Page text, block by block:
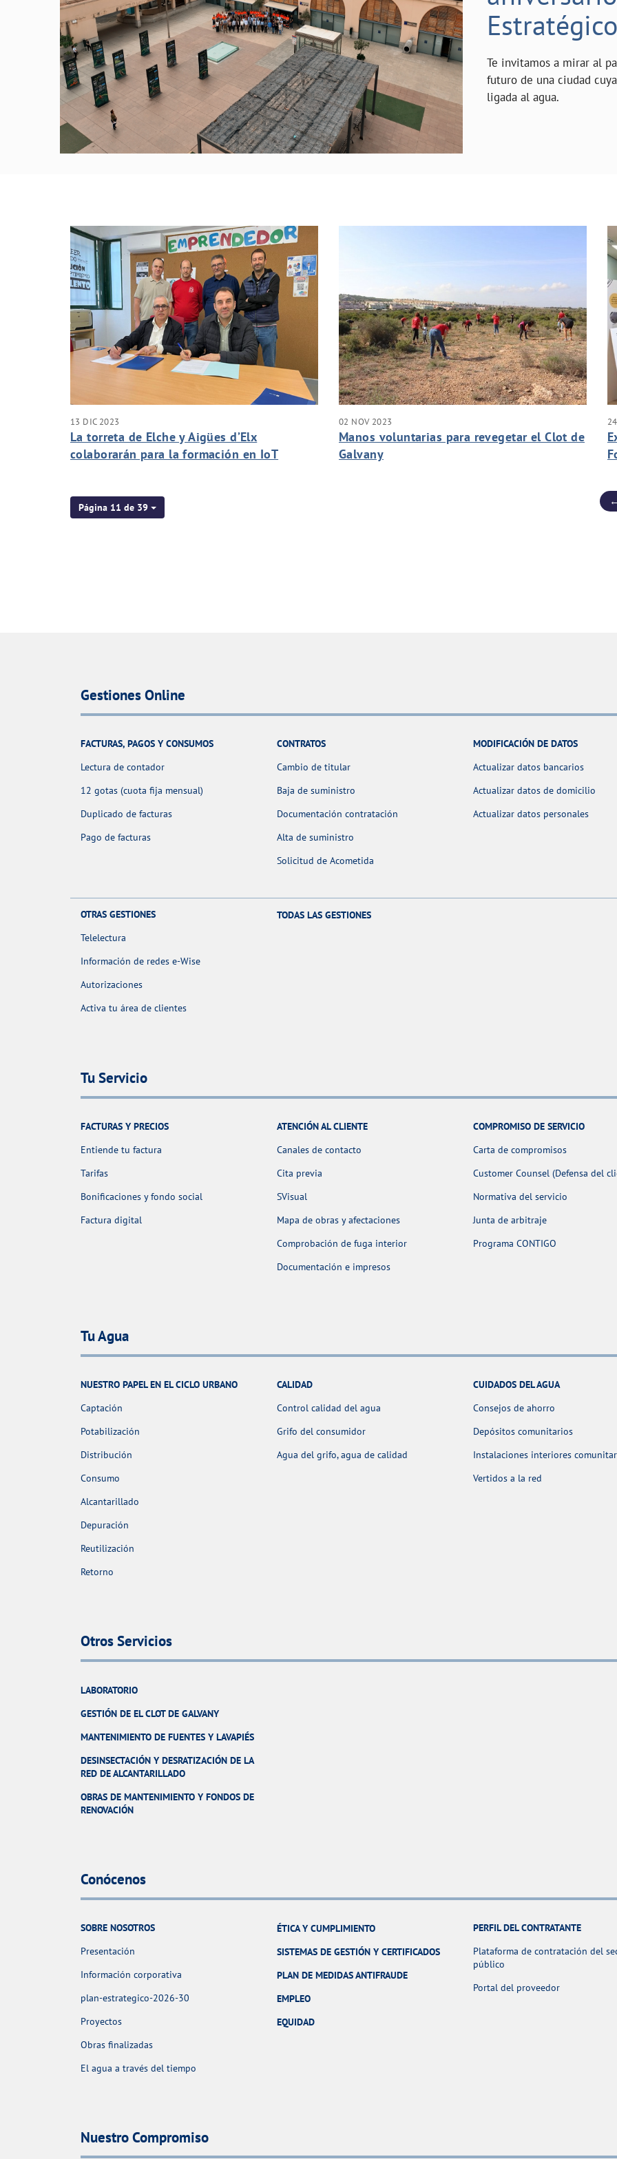
Te invitamos a mirar al
futuro de una ciudad
ligada al agua.
13 DIC 2023
La torreta de Elche y Aigües d’Elx
colaborarán para la formación en IoT
02 NOV 2023
Manos voluntarias para revegetar el Clot de
Galvany
Página 11 de 39
Gestiones Online
FACTURAS, PAGOS Y CONSUMOS
Lectura de contador
12 gotas (cuota fija mensual)
Duplicado de facturas
Pago de facturas
CONTRATOS
Cambio de titular
Baja de suministro
Documentación contratación
Alta de suministro
Solicitud de Acometida
MODIFICACIÓN DE DATOS
Actualizar datos bancarios
Actualizar datos de domicilio
Actualizar datos personales
OTRAS GESTIONES
Telelectura
Información de redes e-Wise
Autorizaciones
Activa tu área de clientes
TODAS LAS GESTIONES
Tu Servicio
FACTURAS Y PRECIOS
Entiende tu factura
Tarifas
Bonificaciones y fondo social
Factura digital
ATENCIÓN AL CLIENTE
Canales de contacto
Cita previa
SVisual
Mapa de obras y afectaciones
Comprobación de fuga interior
Documentación e impresos
COMPROMISO DE SERVICIO
Carta de compromisos
Customer Counsel (Defensa del
Normativa del servicio
Junta de arbitraje
Programa CONTIGO
Tu Agua
NUESTRO PAPEL EN EL CICLO URBANO
Captación
Potabilización
Distribución
Consumo
Alcantarillado
Depuración
Reutilización
Retorno
CALIDAD
Control calidad del agua
Grifo del consumidor
Agua del grifo, agua de calidad
CUIDADOS DEL AGUA
Consejos de ahorro
Depósitos comunitarios
Instalaciones interiores
Vertidos a la red
Otros Servicios
LABORATORIO
GESTIÓN DE EL CLOT DE GALVANY
MANTENIMIENTO DE FUENTES Y LAVAPIÉS
DESINSECTACIÓN Y DESRATIZACIÓN DE LA
RED DE ALCANTARILLADO
OBRAS DE MANTENIMIENTO Y FONDOS DE
RENOVACIÓN
Conócenos
SOBRE NOSOTROS
Presentación
Información corporativa
plan-estrategico-2026-30
Proyectos
Obras finalizadas
El agua a través del tiempo
ÉTICA Y CUMPLIMIENTO
SISTEMAS DE GESTIÓN Y CERTIFICADOS
PLAN DE MEDIDAS ANTIFRAUDE
EMPLEO
EQUIDAD
PERFIL DEL CONTRATANTE
Plataforma de contratación del
público
Portal del proveedor
Nuestro Compromiso